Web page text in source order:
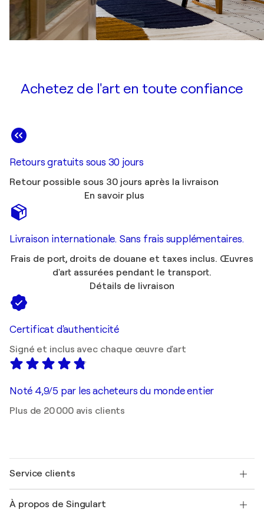
Achetez de l'art en toute confiance
Retours gratuits sous 30 jours
Retour possible sous 30 jours après la livraison
En savoir plus
Livraison internationale. Sans frais supplémentaires.
Frais de port, droits de douane et taxes inclus. Œuvres
d'art assurées pendant le transport.
Détails de livraison
Certificat d'authenticité
Signé et inclus avec chaque œuvre d'art
Noté 4,9/5 par les acheteurs du monde entier
Plus de 20 000 avis clients
Service clients
Expédition
À propos de Singulart